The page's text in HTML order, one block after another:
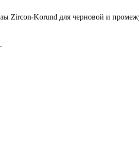
Zircon-Korund для черновой и